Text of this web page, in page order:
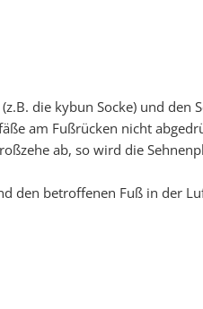
die kybun Socke) und den
am Fußrücken nicht
ab, so wird die
den betroffenen Fuß in der